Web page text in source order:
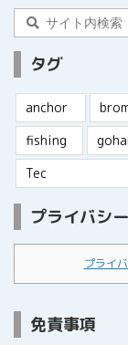
タグ
anchor
fishing
Tec
プライバシ
プライ
免責事項